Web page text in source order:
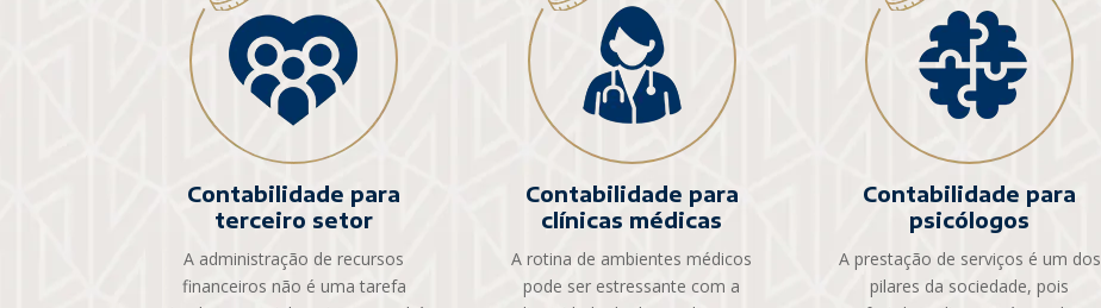
Contabilidade para
terceiro setor
A administração de recursos
financeiros não é uma tarefa
Contabilidade para
clínicas médicas
A rotina de ambientes médicos
pode ser estressante com a
Contabilidade para
psicólogos
A prestação de serviços é um dos
pilares da sociedade, pois